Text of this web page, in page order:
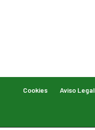
Cookies Aviso Legal